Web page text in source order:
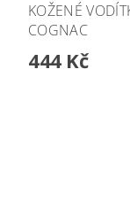
KOŽENÉ
COGNAC
444 Kč